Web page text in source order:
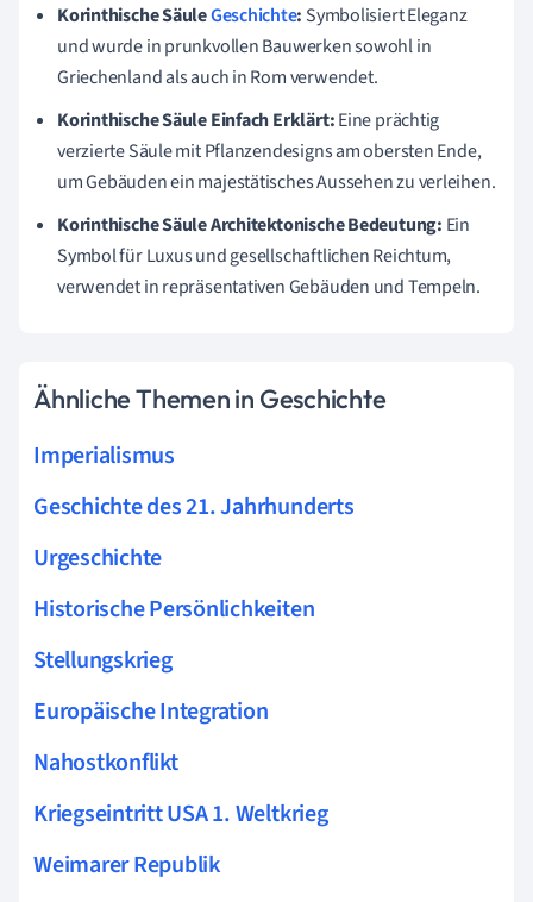
Korinthische SäuleGeschichte: Symbolisiert Eleganz
und wurde in prunkvollen Bauwerken sowohl in
Griechenland als auch in Rom verwendet.
Korinthische Säule Einfach Erklärt:Eine prächtig
verzierte Säule mit Pflanzendesigns am obersten Ende,
um Gebäuden ein majestätisches Aussehen zu verleihen.
Korinthische Säule Architektonische Bedeutung: Ein
Symbol für Luxus und gesellschaftlichen Reichtum,
verwendet in repräsentativen Gebäuden und Tempeln.
Ähnliche Themen in Geschichte
Imperialismus
Geschichte des 21. Jahrhunderts
Urgeschichte
Historische Persönlichkeiten
Stellungskrieg
Europäische Integration
Nahostkonflikt
Kriegseintritt USA 1. Weltkrieg
Weimarer Republik